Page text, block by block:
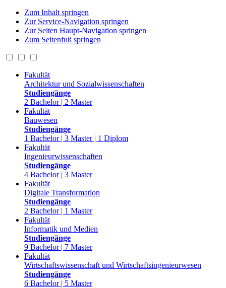
Zum Inhalt springen
Zur Service-Navigation springen
Zur Seiten Haupt-Navigation springen
Zum Seitenfuß springen
Fakultät
Architektur und Sozialwissenschaften
Studiengänge
2 Bachelor | 2 Master
Fakultät
Bauwesen
Studiengänge
1 Bachelor | 3 Master | 1 Diplom
Fakultät
Ingenieurwissenschaften
Studiengänge
4 Bachelor | 3 Master
Fakultät
Digitale Transformation
Studiengänge
2 Bachelor | 1 Master
Fakultät
Informatik und Medien
Studiengänge
9 Bachelor | 7 Master
Fakultät
Wirtschaftswissenschaft und Wirtschaftsingenieurwesen
Studiengänge
6 Bachelor | 5 Master